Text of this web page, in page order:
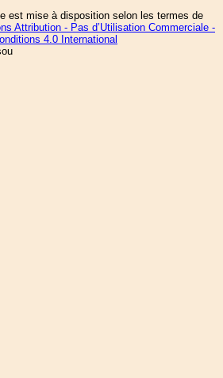
est mise à disposition selon les termes de
Attribution - Pas d’Utilisation Commerciale -
4.0 International